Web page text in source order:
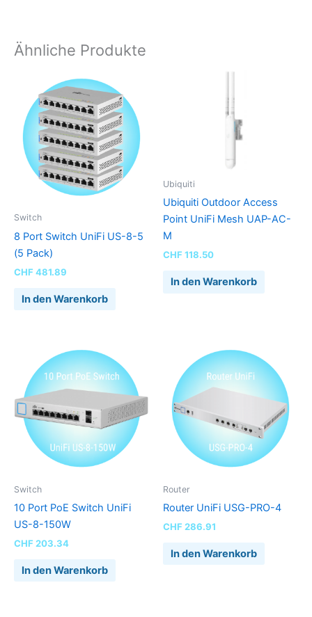
Ähnliche Produkte
Switch
8 Port Switch UniFi US-8-5
(5 Pack)
CHF 481.89
In den Warenkorb
Ubiquiti
Ubiquiti Outdoor Access
Point UniFi Mesh UAP-AC-
M
CHF 118.50
In den Warenkorb
Switch
10 Port PoE Switch UniFi
US-8-150W
CHF 203.34
In den Warenkorb
Router
Router UniFi USG-PRO-4
CHF 286.91
In den Warenkorb